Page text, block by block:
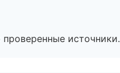
источники.